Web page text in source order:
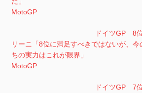
MotoGP
ドイツGP 8
リーニ「8位に満足すべきではないが、今
ちの実力はこれが限界」
MotoGP
ドイツGP 7